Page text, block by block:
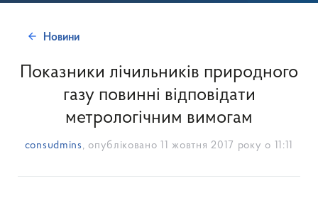
Новини
Показники лічильників природного
газу повинні відповідати
метрологічним вимогам
consudmins , опубліковано 11 жовтня 2017 року о 11:11